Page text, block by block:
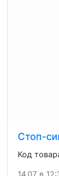
Стоп-
Код
14.07 в